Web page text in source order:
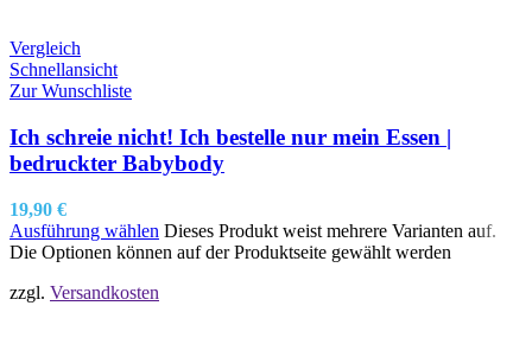
Vergleich
Schnellansicht
Zur Wunschliste
Ich schreie nicht! Ich bestelle nur mein Essen |
bedruckter Babybody
19,90 €
Ausführung wählen Dieses Produkt weist mehrere Varianten auf.
Die Optionen können auf der Produktseite gewählt werden
zzgl. Versandkosten